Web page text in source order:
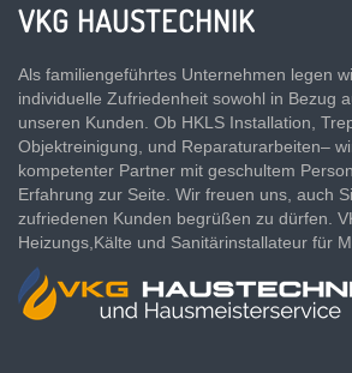
VKG HAUSTECHNIK
Als familiengeführtes Unternehmen legen
individuelle Zufriedenheit sowohl in Bezug
unseren Kunden. Ob HKLS Installation,
Objektreinigung, und Reparaturarbeiten–
kompetenter Partner mit geschultem
Erfahrung zur Seite. Wir freuen uns, auch
zufriedenen Kunden begrüßen zu dürfen.
Heizungs,Kälte und Sanitärinstallateur für